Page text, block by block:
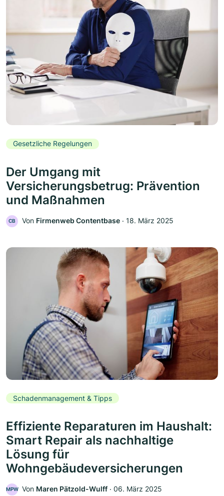
Gesetzliche Regelungen
Der Umgang mit
Versicherungsbetrug: Prävention
und Maßnahmen
CB Von Firmenweb Contentbase ‧ 18. März 2025
Schadenmanagement & Tipps
Effiziente Reparaturen im Haushalt:
Smart Repair als nachhaltige
Lösung für
Wohngebäudeversicherungen
MPW Von Maren Pätzold-Wulff ‧ 06. März 2025